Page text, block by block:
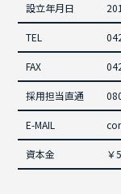
設立年月日
TEL
FAX
採用担当直通
E-MAIL
資本金 ￥